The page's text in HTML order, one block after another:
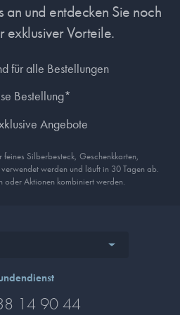
an und entdecken Sie noch
exklusiver Vorteile.
für alle Bestellungen
Bestellung*
Angebote
Silberbesteck, Geschenkkarten,
werden und läuft in 30 Tagen ab.
oder Aktionen kombiniert werden.
14 90 44